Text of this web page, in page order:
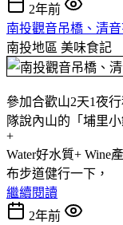
2年前
南投觀音吊橋、清
南投地區 美味食記
參加合歡山2天1夜
隊說內山的「埔里
+
Water好水質+ Wine
布步道健行一下，
繼續閱讀
2年前